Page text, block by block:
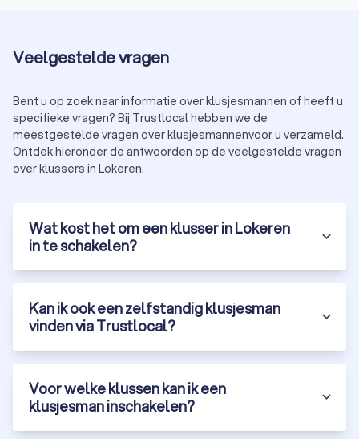
Veelgestelde vragen
Bent u op zoek naar informatie over klusjesmannen of heeft u
specifieke vragen? Bij Trustlocal hebben we de
meestgestelde vragen over klusjesmannenvoor u verzameld.
Ontdek hieronder de antwoorden op de veelgestelde vragen
over klussers in Lokeren.
Wat kost het om een klusser in Lokeren
in te schakelen?
Kan ik ook een zelfstandig klusjesman
vinden via Trustlocal?
Voor welke klussen kan ik een
klusjesman inschakelen?